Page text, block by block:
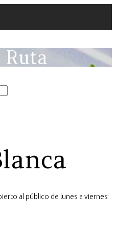
al público de lunes a viernes